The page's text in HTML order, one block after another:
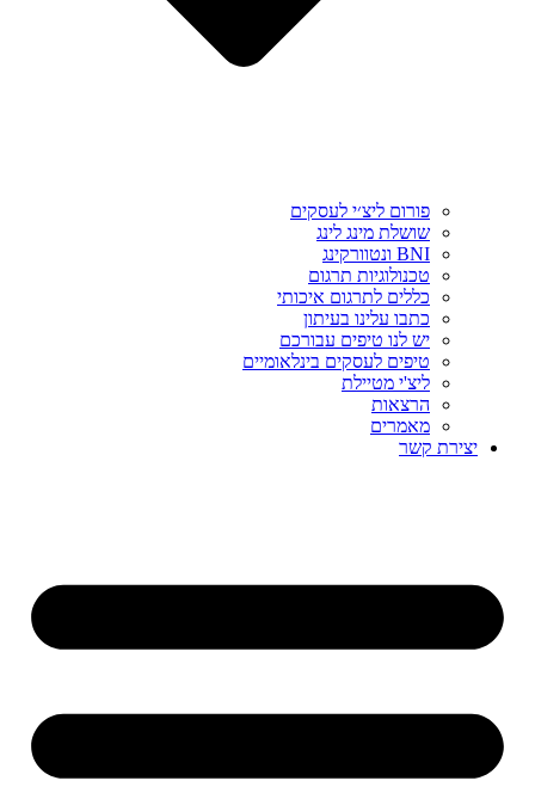
פורום ליצ׳י לעסקים
שושלת מינג לינג
BNI ונטוורקינג
טכנולוגיות תרגום
כללים לתרגום איכותי
כתבו עלינו בעיתון
יש לנו טיפים עבורכם
טיפים לעסקים בינלאומיים
ליצ'י מטיילת
הרצאות
מאמרים
יצירת קשר